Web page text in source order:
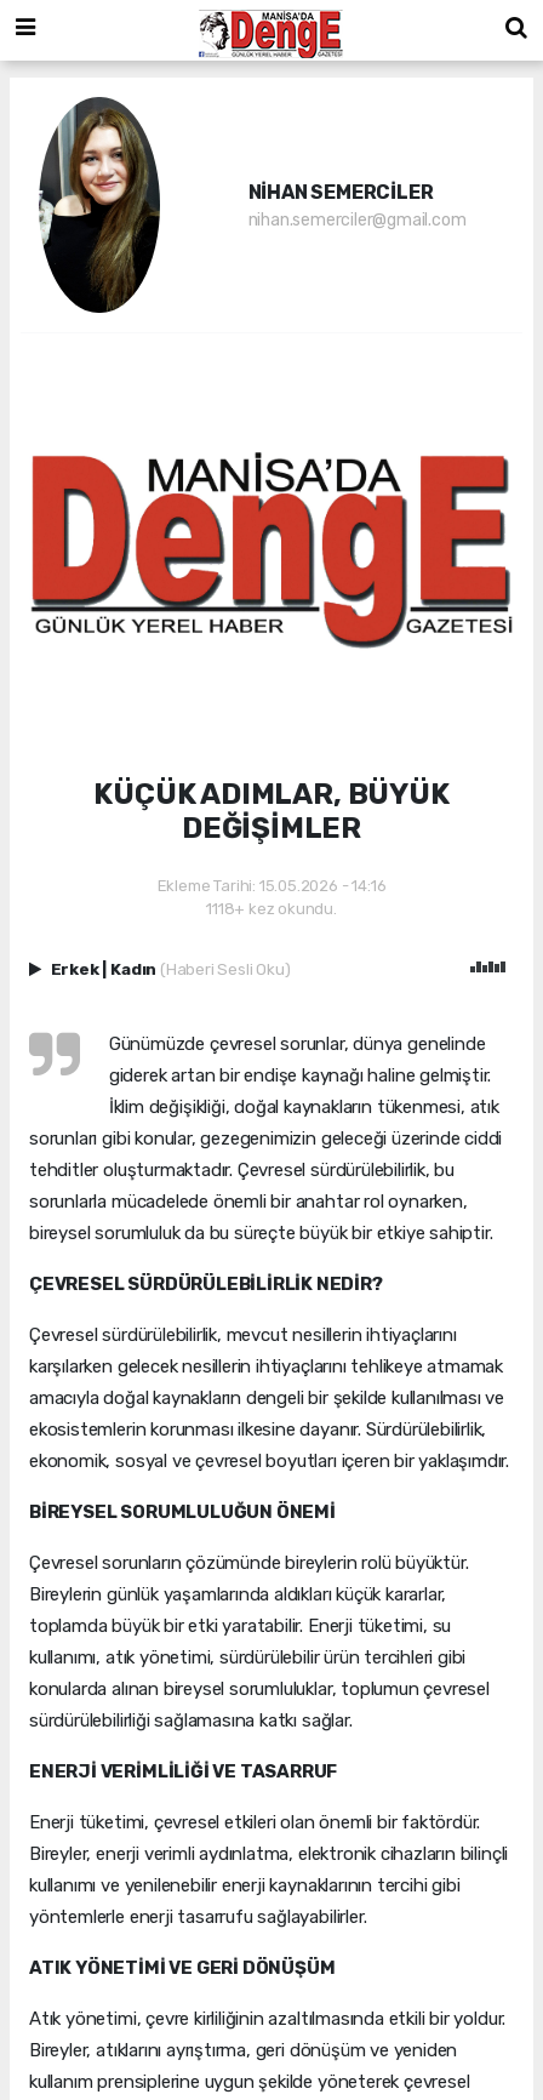
NİHAN SEMERCİLER
nihan.semerciler@gmail.com
KÜÇÜK ADIMLAR, BÜYÜK
DEĞİŞİMLER
Ekleme Tarihi: 15.05.2026 - 14:16
1118+ kez okundu.
Erkek Kadın (Haberi Sesli Oku)
Günümüzde çevresel sorunlar, dünya genelinde
giderek artan bir endişe kaynağı haline gelmiştir.
İklim değişikliği, doğal kaynakların tükenmesi, atık
sorunları gibi konular, gezegenimizin geleceği üzerinde ciddi
tehditler oluşturmaktadır. Çevresel sürdürülebilirlik, bu
sorunlarla mücadelede önemli bir anahtar rol oynarken,
bireysel sorumluluk da bu süreçte büyük bir etkiye sahiptir.
ÇEVRESEL SÜRDÜRÜLEBİLİRLİK NEDİR?
Çevresel sürdürülebilirlik, mevcut nesillerin ihtiyaçlarını
karşılarken gelecek nesillerin ihtiyaçlarını tehlikeye atmamak
amacıyla doğal kaynakların dengeli bir şekilde kullanılması ve
ekosistemlerin korunması ilkesine dayanır. Sürdürülebilirlik,
ekonomik, sosyal ve çevresel boyutları içeren bir yaklaşımdır.
BİREYSEL SORUMLULUĞUN ÖNEMİ
Çevresel sorunların çözümünde bireylerin rolü büyüktür.
Bireylerin günlük yaşamlarında aldıkları küçük kararlar,
toplamda büyük bir etki yaratabilir. Enerji tüketimi, su
kullanımı, atık yönetimi, sürdürülebilir ürün tercihleri gibi
konularda alınan bireysel sorumluluklar, toplumun çevresel
sürdürülebilirliği sağlamasına katkı sağlar.
ENERJİ VERİMLİLİĞİ VE TASARRUF
Enerji tüketimi, çevresel etkileri olan önemli bir faktördür.
Bireyler, enerji verimli aydınlatma, elektronik cihazların bilinçli
kullanımı ve yenilenebilir enerji kaynaklarının tercihi gibi
yöntemlerle enerji tasarrufu sağlayabilirler.
ATIK YÖNETİMİ VE GERİ DÖNÜŞÜM
Atık yönetimi, çevre kirliliğinin azaltılmasında etkili bir yoldur.
Bireyler, atıklarını ayrıştırma, geri dönüşüm ve yeniden
kullanım prensiplerine uygun şekilde yöneterek çevresel